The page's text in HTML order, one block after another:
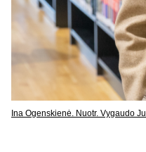
Ina Ogenskienė. Nuotr. Vygaudo